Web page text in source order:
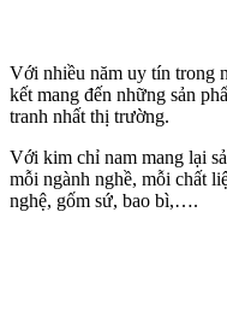
Với nhiều năm uy tín trong
kết mang đến những sản
tranh nhất thị trường.
Với kim chỉ nam mang lại
mỗi ngành nghề, mỗi chất
nghệ, gốm sứ, bao bì,….